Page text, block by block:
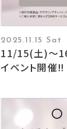
2025.11.15 Sat
11/15(土)〜
イベント開催‼︎